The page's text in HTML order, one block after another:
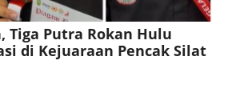
Tiga Putra Rokan Hulu
di Kejuaraan Pencak Silat